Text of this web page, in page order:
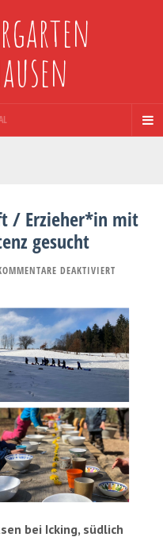
/ Erzieher*in mit
gesucht
DEAKTIVIERTFÜR
/
MIT
GESUCHT
bei Icking, südlich